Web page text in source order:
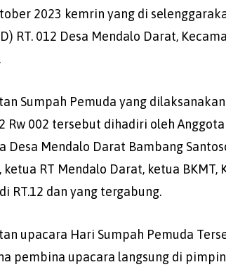
2023 kemrin yang di
RT. 012 Desa Mendalo Darat,
Sumpah Pemuda yang
Rw 002 tersebut dihadiri oleh
Desa Mendalo Darat Bambang
ketua RT Mendalo Darat, ketua
RT.12 dan yang tergabung.
upacara Hari Sumpah Pemuda
pembina upacara langsung di